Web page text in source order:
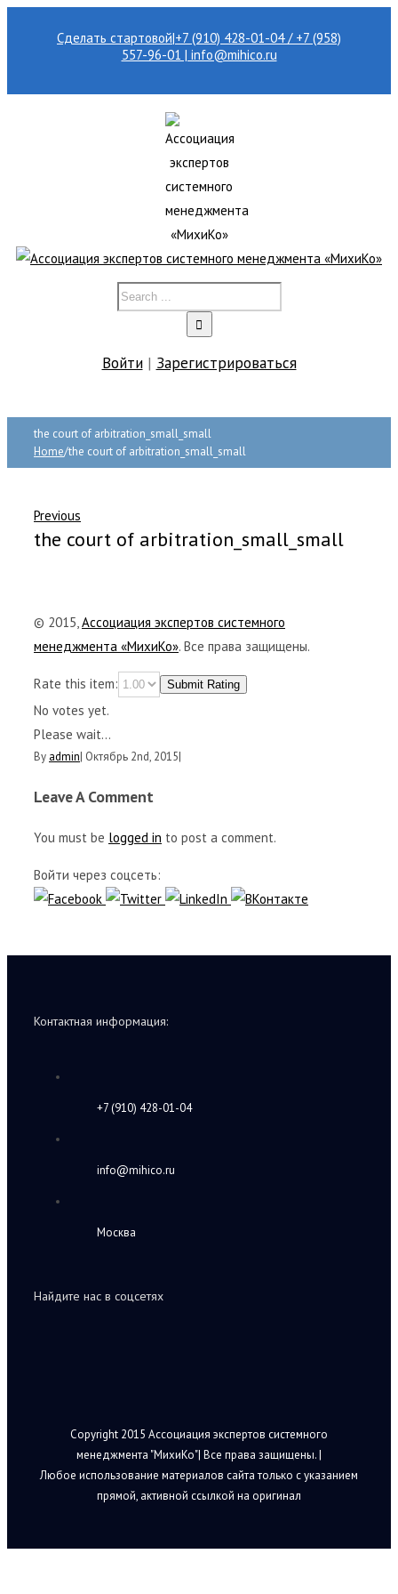
Сделать стартовой|+7 (910) 428-01-04 / +7 (958)
557-96-01 | info@mihico.ru
Войти| Зарегистрироваться
the court of arbitration_small_small
Home/the court of arbitration_small_small
Previous
the court of arbitration_small_small
© 2015,Ассоциация экспертов системного
менеджмента «МихиКо». Все права защищены.
Rate this item: Submit Rating
No votes yet.
Please wait...
By admin| Октябрь 2nd, 2015|
Leave A Comment
You must be logged in to post a comment.
Войти через соцсеть:
Контактная информация:
+7 (910) 428-01-04
info@mihico.ru
Москва
Найдите нас в соцсетях
Copyright 2015 Ассоциация экспертов системного
менеджмента "МихиКо"| Все права защищены. |
Любое использование материалов сайта только с указанием
прямой, активной ссылкой на оригинал